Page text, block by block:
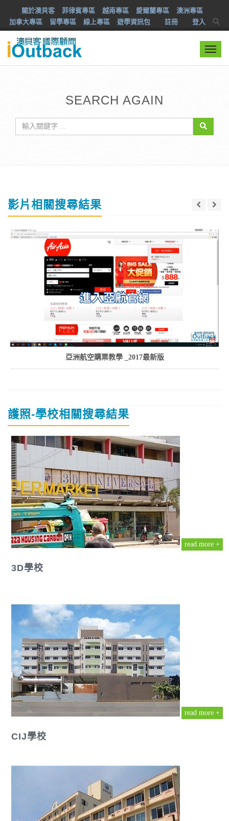
關於澳貝客 菲律賓專區 越南專區 愛爾蘭專區
澳洲專區
加拿大專區
留學專區 線上專區 遊學資訊包 註冊 登入
SEARCH AGAIN
影片相關搜尋結果
亞洲航空購票教學 _2017最新版
護照-學校相關搜尋結果
read more +
3D學校
read more +
CIJ學校